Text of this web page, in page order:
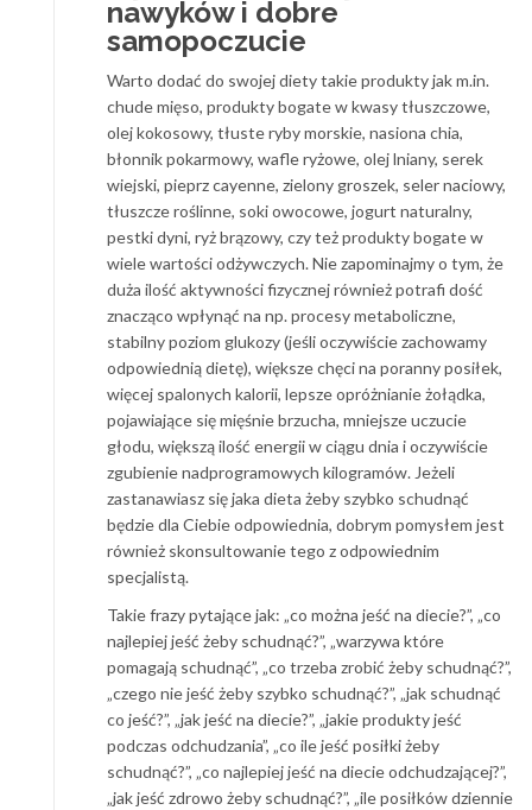
nawyków i dobre
samopoczucie
Warto dodać do swojej diety takie produkty jak m.in.
chude mięso, produkty bogate w kwasy tłuszczowe,
olej kokosowy, tłuste ryby morskie, nasiona chia,
błonnik pokarmowy, wafle ryżowe, olej lniany, serek
wiejski, pieprz cayenne, zielony groszek, seler naciowy,
tłuszcze roślinne, soki owocowe, jogurt naturalny,
pestki dyni, ryż brązowy, czy też produkty bogate w
wiele wartości odżywczych. Nie zapominajmy o tym, że
duża ilość aktywności fizycznej również potrafi dość
znacząco wpłynąć na np. procesy metaboliczne,
stabilny poziom glukozy (jeśli oczywiście zachowamy
odpowiednią dietę), większe chęci na poranny posiłek,
więcej spalonych kalorii, lepsze opróżnianie żołądka,
pojawiające się mięśnie brzucha, mniejsze uczucie
głodu, większą ilość energii w ciągu dnia i oczywiście
zgubienie nadprogramowych kilogramów. Jeżeli
zastanawiasz się jaka dieta żeby szybko schudnąć
będzie dla Ciebie odpowiednia, dobrym pomysłem jest
również skonsultowanie tego z odpowiednim
specjalistą.
Takie frazy pytające jak: „co można jeść na diecie?”, „co
najlepiej jeść żeby schudnąć?”, „warzywa które
pomagają schudnąć”, „co trzeba zrobić żeby schudnąć?”,
„czego nie jeść żeby szybko schudnąć?”, „jak schudnąć
co jeść?”, „jak jeść na diecie?”, „jakie produkty jeść
podczas odchudzania”, „co ile jeść posiłki żeby
schudnąć?”, „co najlepiej jeść na diecie odchudzającej?”,
„jak jeść zdrowo żeby schudnąć?”, „ile posiłków dziennie